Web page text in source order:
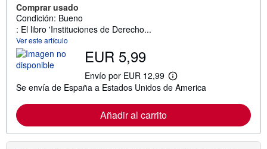
Comprar usado
Condición: Bueno
: El libro 'Instituciones de Derecho...
Ver este artículo
EUR 5,99
Envío por EUR 12,99
M
á
i
o
r
Se envía de España a Estados Unidos de America
Añadir al carrito